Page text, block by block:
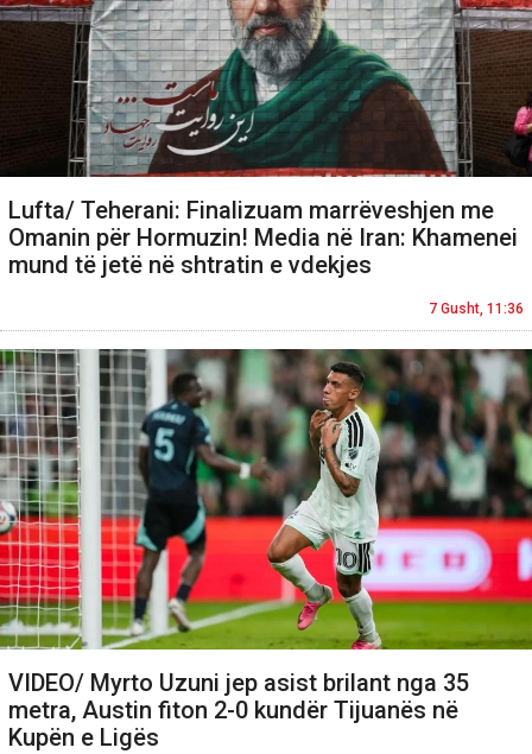
Lufta/ Teherani: Finalizuam marrëveshjen me
Omanin për Hormuzin! Media në Iran: Khamenei
mund të jetë në shtratin e vdekjes
7 Gusht, 11:36
VIDEO/ Myrto Uzuni jep asist brilant nga 35
metra, Austin fiton 2-0 kundër Tijuanës në
Kupën e Ligës